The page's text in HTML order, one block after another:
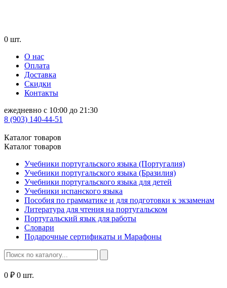
0 шт.
О нас
Оплата
Доставка
Скидки
Контакты
ежедневно с 10:00 до 21:30
8 (903) 140-44-51
Каталог товаров
Каталог товаров
Учебники португальского языка (Португалия)
Учебники португальского языка (Бразилия)
Учебники португальского языка для детей
Учебники испанского языка
Пособия по грамматике и для подготовки к экзаменам
Литература для чтения на португальском
Португальский язык для работы
Словари
Подарочные сертификаты и Марафоны
0 ₽ 0 шт.